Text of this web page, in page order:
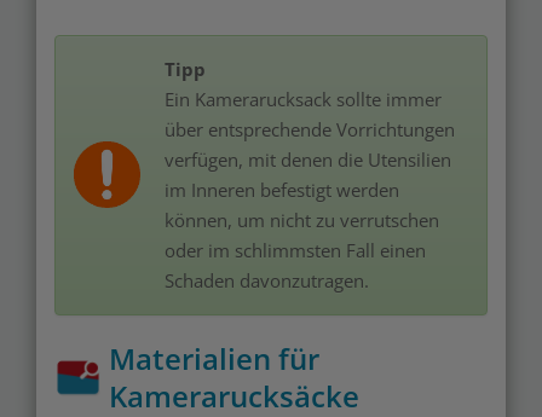
Tipp
Ein Kamerarucksack sollte immer
über entsprechende Vorrichtungen
verfügen, mit denen die Utensilien
im Inneren befestigt werden
können, um nicht zu verrutschen
oder im schlimmsten Fall einen
Schaden davonzutragen.
Materialien für
Kamerarucksäcke